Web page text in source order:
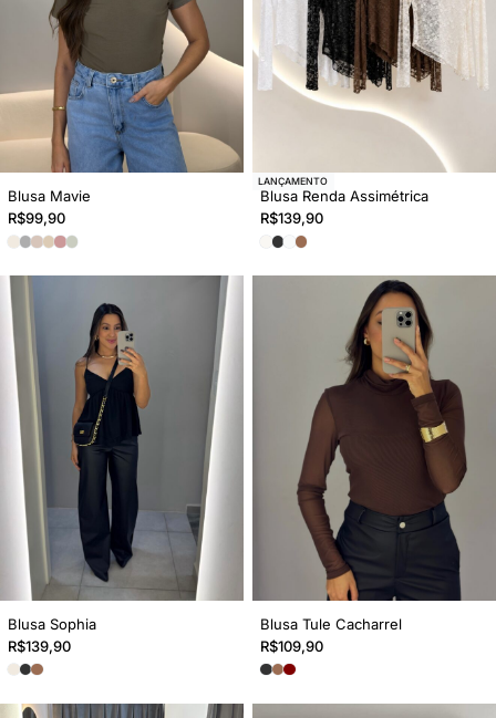
Blusa Mavie
R$99,90
LANÇAMENTO
Blusa Renda Assimétrica
R$139,90
Blusa Sophia
R$139,90
Blusa Tule Cacharrel
R$109,90